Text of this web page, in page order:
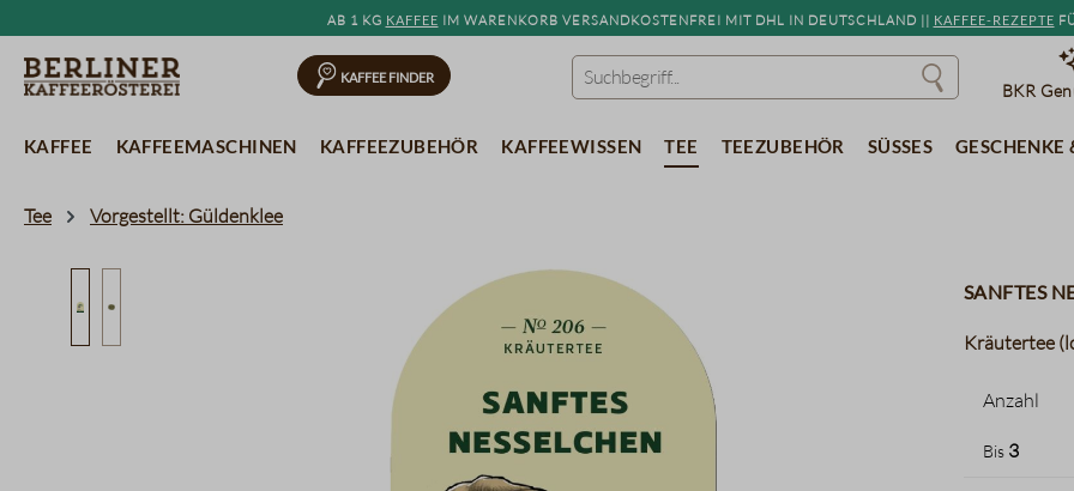
Zur Hauptnavigation springenAb 1 kg Kaffee im Warenkorb versandkostenfrei mit DHL in Deutschland || Kaffee-Rezepte
Kaffee Finder
BKR
Kaffee Kaffeemaschinen Kaffeezubehör Kaffeewissen Tee Teezubehör Süßes Geschenke
Tee Vorgestellt: Güldenklee
Sanftes
Kräutertee
Anzahl
Bis 3